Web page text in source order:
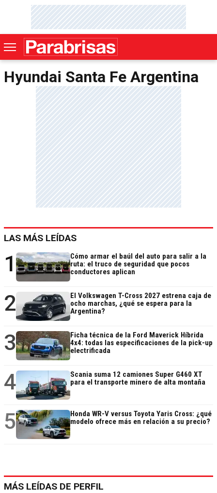
Hyundai Santa Fe Argentina
LAS MÁS LEÍDAS
1
Cómo armar el baúl del auto para salir a la
ruta: el truco de seguridad que pocos
conductores aplican
2
El Volkswagen T-Cross 2027 estrena caja de
ocho marchas, ¿qué se espera para la
Argentina?
3
Ficha técnica de la Ford Maverick Híbrida
4x4: todas las especificaciones de la pick-up
electrificada
4
Scania suma 12 camiones Super G460 XT
para el transporte minero de alta montaña
5
Honda WR-V versus Toyota Yaris Cross: ¿qué
modelo ofrece más en relación a su precio?
MÁS LEÍDAS DE PERFIL